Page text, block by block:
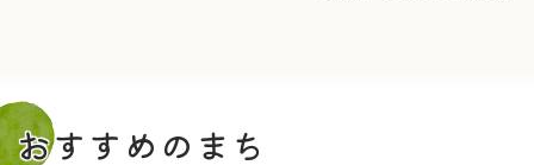
おすすめのまち